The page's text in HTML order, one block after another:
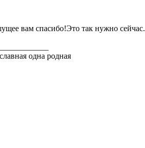
вам спасибо!Это так нужно сейчас.
одна родная